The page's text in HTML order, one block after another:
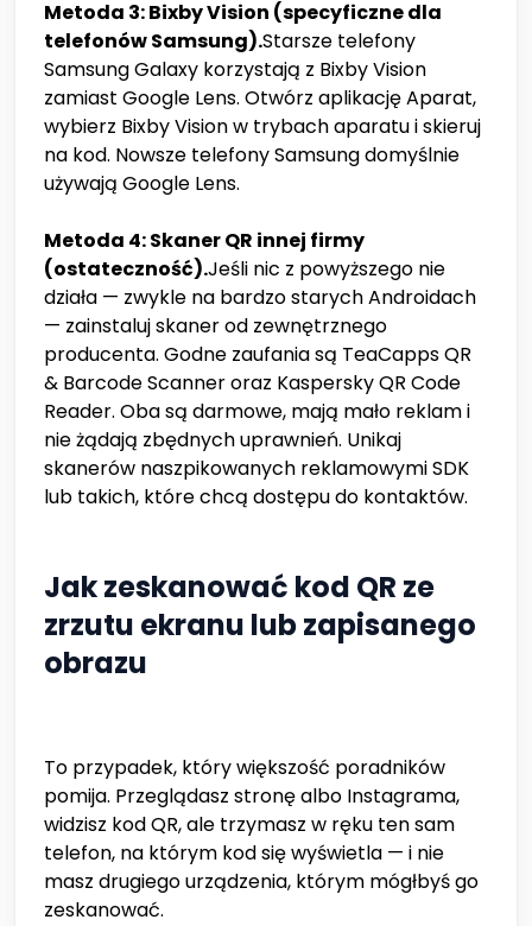
Metoda 3: Bixby Vision (specyficzne dla
telefonów Samsung).Starsze telefony
Samsung Galaxy korzystają z Bixby Vision
zamiast Google Lens. Otwórz aplikację Aparat,
wybierz Bixby Vision w trybach aparatu i skieruj
na kod. Nowsze telefony Samsung domyślnie
używają Google Lens.
Metoda 4: Skaner QR innej firmy
(ostateczność).Jeśli nic z powyższego nie
działa — zwykle na bardzo starych Androidach
— zainstaluj skaner od zewnętrznego
producenta. Godne zaufania są TeaCapps QR
& Barcode Scanner oraz Kaspersky QR Code
Reader. Oba są darmowe, mają mało reklam i
nie żądają zbędnych uprawnień. Unikaj
skanerów naszpikowanych reklamowymi SDK
lub takich, które chcą dostępu do kontaktów.
Jak zeskanować kod QR ze
zrzutu ekranu lub zapisanego
obrazu
To przypadek, który większość poradników
pomija. Przeglądasz stronę albo Instagrama,
widzisz kod QR, ale trzymasz w ręku ten sam
telefon, na którym kod się wyświetla — i nie
masz drugiego urządzenia, którym mógłbyś go
zeskanować.